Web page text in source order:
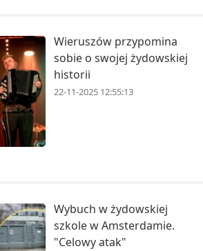
Wieruszów przypomina
sobie o swojej żydowskiej
historii
22-11-2025 12:55:13
Wybuch w żydowskiej
szkole w Amsterdamie.
"Celowy atak"